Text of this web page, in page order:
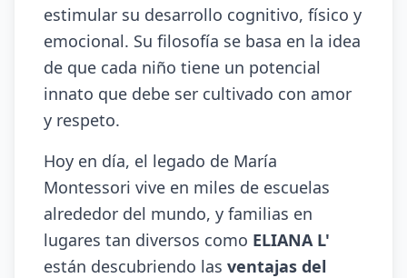
estimular su desarrollo cognitivo, físico y
emocional. Su filosofía se basa en la idea
de que cada niño tiene un potencial
innato que debe ser cultivado con amor
y respeto.
Hoy en día, el legado de María
Montessori vive en miles de escuelas
alrededor del mundo, y familias en
lugares tan diversos como ELIANA L'
están descubriendo las ventajas del